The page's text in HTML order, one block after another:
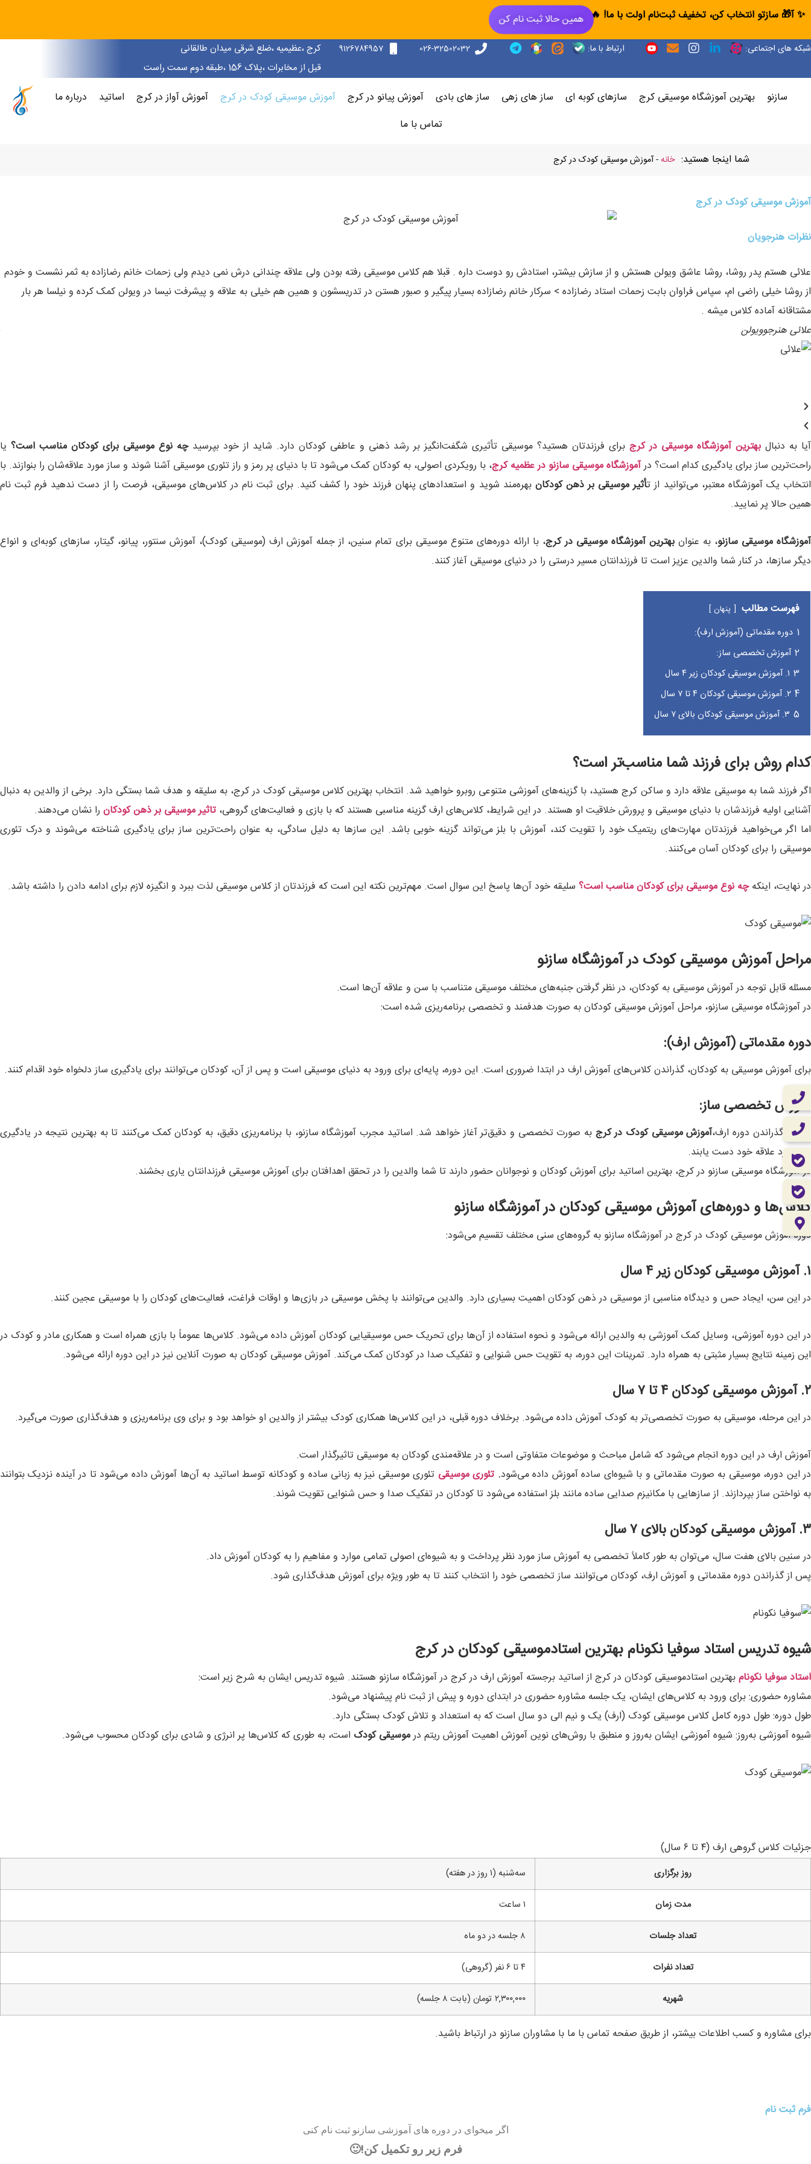
✨ آ🎁 سازتو انتخاب کن، تخفیف ثبت‌نام اولت با ما! 🔥 همین حالا ثبت نام کن
شبکه های اجتماعی: ارتباط با ما: 026-32502032
9126784957
کرج ،عظیمیه ،ضلع شرقی میدان طالقانی
قبل از مخابرات ،پلاک 156 ،طبقه دوم سمت راست
سازنو بهترین آموزشگاه موسیقی کرج سازهای کوبه ای ساز های زهی ساز های بادی آموزش پیانو در کرج آموزش موسیقی کودک در کرج آموزش آواز در کرج اساتید
درباره ما
تماس با ما
شما اینجا هستید: خانه-آموزش موسیقی کودک در کرج
آموزش موسیقی کودک در کرج
نظرات هنرجویان
علائی هستم پدر روشا، روشا عاشق ویولن هستش و از سازش بیشتر، استادش رو دوست داره . قبلا هم کلاس موسیقی رفته بودن ولی علاقه چندانی درش نمی دیدم ولی زحمات خانم رضازاده به ثمر نشست و خودم
از روشا خیلی راضی ام، سپاس فراوان بابت زحمات استاد رضازاده > سرکار خانم رضازاده بسیار پیگیر و صبور هستن در تدریسشون و همین هم خیلی به علاقه و پیشرفت نیسا در ویولن کمک کرده و نیلسا هر بار
مشتاقانه آماده کلاس میشه .
علائیهنرجوویولن
آیا به دنبالبهترین آموزشگاه موسیقی در کرج برای فرزندتان هستید؟ موسیقی تأثیری شگفت‌انگیز بر رشد ذهنی و عاطفی کودکان دارد. شاید از خود بپرسیدچه نوع موسیقی برای کودکان مناسب است؟ یا
راحت‌ترین ساز برای یادگیری کدام است؟ درآموزشگاه‌ موسیقی سازنو در عظمیه کرج، با رویکردی اصولی، به کودکان کمک می‌شود تا با دنیای پر رمز و راز تئوری موسیقی آشنا شوند و ساز مورد علاقه‌شان را بنوازند. با
انتخاب یک آموزشگاه معتبر، می‌توانید از تأثیر موسیقی بر ذهن کودکان بهره‌مند شوید و استعدادهای پنهان فرزند خود را کشف کنید. برای ثبت نام در کلاس‌های موسیقی، فرصت را از دست ندهید فرم ثبت نام
همین حالا پر نمایید.
آموزشگاه موسیقی سازنو، به عنوانبهترین آموزشگاه موسیقی در کرج، با ارائه دوره‌های متنوع موسیقی برای تمام سنین، از جمله آموزش ارف (موسیقی کودک)، آموزش سنتور، پیانو، گیتار، سازهای کوبه‌ای و انواع
دیگر سازها، در کنار شما والدین عزیز است تا فرزندانتان مسیر درستی را در دنیای موسیقی آغاز کنند.
فهرست مطالب پنهان
1 دوره مقدماتی (آموزش ارف):
2 آموزش تخصصی ساز:
3 ۱. آموزش موسیقی کودکان زیر ۴ سال
4 ۲. آموزش موسیقی کودکان ۴ تا ۷ سال
5 ۳. آموزش موسیقی کودکان بالای ۷ سال
کدام روش برای فرزند شما مناسب‌تر است؟
اگر فرزند شما به موسیقی علاقه دارد و ساکن کرج هستید، با گزینه‌های آموزشی متنوعی روبرو خواهید شد. انتخاب بهترین کلاس موسیقی کودک در کرج، به سلیقه و هدف شما بستگی دارد. برخی از والدین به دنبال
آشنایی اولیه فرزندشان با دنیای موسیقی و پرورش خلاقیت او هستند. در این شرایط، کلاس‌های ارف گزینه مناسبی هستند که با بازی و فعالیت‌های گروهی، تاثیر موسیقی بر ذهن کودکان را نشان می‌دهند.
اما اگر می‌خواهید فرزندتان مهارت‌های ریتمیک خود را تقویت کند، آموزش با بلز می‌تواند گزینه خوبی باشد. این سازها به دلیل سادگی، به عنوان راحت‌ترین ساز برای یادگیری شناخته می‌شوند و درک تئوری
موسیقی را برای کودکان آسان می‌کنند.
در نهایت، اینکهچه نوع موسیقی برای کودکان مناسب است؟ سلیقه خود آن‌ها پاسخ این سوال است. مهم‌ترین نکته این است که فرزندتان از کلاس موسیقی لذت ببرد و انگیزه لازم برای ادامه دادن را داشته باشد.
مراحل آموزش موسیقی کودک در آموزشگاه سازنو
مسئله قابل توجه در آموزش موسیقی به کودکان، در نظر گرفتن جنبه‌های مختلف موسیقی متناسب با سن و علاقه آن‌ها است.
در آموزشگاه موسیقی سازنو، مراحل آموزش موسیقی کودکان به صورت هدفمند و تخصصی برنامه‌ریزی شده است:
دوره مقدماتی (آموزش ارف):
برای آموزش موسیقی به کودکان، گذراندن کلاس‌های آموزش ارف در ابتدا ضروری است. این دوره، پایه‌ای برای ورود به دنیای موسیقی است و پس از آن، کودکان می‌توانند برای یادگیری ساز دلخواه خود اقدام کنند.
آموزش تخصصی ساز:
پس از گذراندن دوره ارف،آموزش موسیقی کودک در کرج به صورت تخصصی و دقیق‌تر آغاز خواهد شد. اساتید مجرب آموزشگاه سازنو، با برنامه‌ریزی دقیق، به کودکان کمک می‌کنند تا به بهترین نتیجه در یادگیری
ساز مورد علاقه خود دست یابند.
در آموزشگاه موسیقی سازنو در کرج، بهترین اساتید برای آموزش کودکان و نوجوانان حضور دارند تا شما والدین را در تحقق اهدافتان برای آموزش موسیقی فرزندانتان یاری بخشند.
کلاس‌ها و دوره‌های آموزش موسیقی کودکان در آموزشگاه سازنو
دوره‌ آموزش موسیقی کودک در کرج در آموزشگاه سازنو به گروه‌های سنی مختلف تقسیم می‌شود:
۱. آموزش موسیقی کودکان زیر ۴ سال
در این سن، ایجاد حس و دیدگاه مناسبی از موسیقی در ذهن کودکان اهمیت بسیاری دارد. والدین می‌توانند با پخش موسیقی در بازی‌ها و اوقات فراغت، فعالیت‌های کودکان را با موسیقی عجین کنند.
در این دوره آموزشی، وسایل کمک آموزشی به والدین ارائه می‌شود و نحوه استفاده از آن‌ها برای تحریک حس موسیقیایی کودکان آموزش داده می‌شود. کلاس‌ها عموماً با بازی همراه است و همکاری مادر و کودک در
این زمینه نتایج بسیار مثبتی به همراه دارد. تمرینات این دوره، به تقویت حس شنوایی و تفکیک صدا در کودکان کمک می‌کند. آموزش موسیقی کودکان به صورت آنلاین نیز در این دوره ارائه می‌شود.
۲. آموزش موسیقی کودکان ۴ تا ۷ سال
در این مرحله، موسیقی به صورت تخصصی‌تر به کودک آموزش داده می‌شود. برخلاف دوره قبلی، در این کلاس‌ها همکاری کودک بیشتر از والدین او خواهد بود و برای وی برنامه‌ریزی و هدف‌گذاری صورت می‌گیرد.
آموزش ارف در این دوره انجام می‌شود که شامل مباحث و موضوعات متفاوتی است و در علاقه‌مندی کودکان به موسیقی تاثیرگذار است.
در این دوره، موسیقی به صورت مقدماتی و با شیوه‌ای ساده آموزش داده می‌شود. تئوری موسیقی تئوری موسیقی نیز به زبانی ساده و کودکانه توسط اساتید به آن‌ها آموزش داده می‌شود تا در آینده نزدیک بتوانند
به نواختن ساز بپردازند. از سازهایی با مکانیزم صدایی ساده مانند بلز استفاده می‌شود تا کودکان در تفکیک صدا و حس شنوایی تقویت شوند.
۳. آموزش موسیقی کودکان بالای ۷ سال
در سنین بالای هفت سال، می‌توان به طور کاملاً تخصصی به آموزش ساز مورد نظر پرداخت و به شیوه‌ای اصولی تمامی موارد و مفاهیم را به کودکان آموزش داد.
پس از گذراندن دوره مقدماتی و آموزش ارف، کودکان می‌توانند ساز تخصصی خود را انتخاب کنند تا به طور ویژه برای آموزش هدف‌گذاری شود.
شیوه تدریس استاد سوفیا نکونام بهترین استادموسیقی کودکان در کرج
استاد سوفیا نکونامبهترین استادموسیقی کودکان در کرج از اساتید برجسته آموزش ارف در کرج در آموزشگاه سازنو هستند. شیوه تدریس ایشان به شرح زیر است:
مشاوره حضوری: برای ورود به کلاس‌های ایشان، یک جلسه مشاوره حضوری در ابتدای دوره و پیش از ثبت نام پیشنهاد می‌شود.
طول دوره: طول دوره کامل کلاس موسیقی کودک (ارف) یک و نیم الی دو سال است که به استعداد و تلاش کودک بستگی دارد.
شیوه آموزشی به‌روز: شیوه آموزشی ایشان به‌روز و منطبق با روش‌های نوین آموزش اهمیت آموزش ریتم درموسیقی کودک است، به طوری که کلاس‌ها پر انرژی و شادی برای کودکان محسوب می‌شود.
جزئیات کلاس گروهی ارف (۴ تا ۶ سال)
روز برگزاری سه‌شنبه (۱ روز در هفته)
مدت زمان ۱ ساعت
تعداد جلسات ۸ جلسه در دو ماه
تعداد نفرات ۴ تا ۶ نفر (گروهی)
شهریه ۲,۳۰۰,۰۰۰ تومان (بابت ۸ جلسه)
برای مشاوره و کسب اطلاعات بیشتر، از طریق صفحه تماس با ما با مشاوران سازنو در ارتباط باشید.
فرم ثبت نام
اگر میخوای در دوره های آموزشی سازنو ثبت نام کنی
فرم زیر رو تکمیل کن!🙂